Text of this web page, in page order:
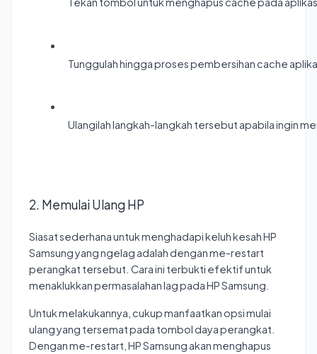
Tunggulah hingga proses pembersihan cache
Ulangilah langkah-langkah tersebut apabila ingin
2. Memulai Ulang HP
Siasat sederhana untuk menghadapi keluh kesah HP
Samsung yang ngelag adalah dengan me-restart
perangkat tersebut. Cara ini terbukti efektif untuk
menaklukkan permasalahan lag pada HP Samsung.
Untuk melakukannya, cukup manfaatkan opsi mulai
ulang yang tersemat pada tombol daya perangkat.
Dengan me-restart, HP Samsung akan menghapus